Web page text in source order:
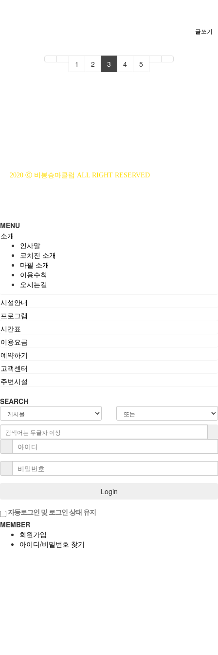
글쓰기
1 2 3 4 5
2020 ⓒ 비봉승마클럽 ALL RIGHT RESERVED
MENU
소개
인사말
코치진 소개
마필 소개
이용수칙
오시는길
시설안내
프로그램
시간표
이용요금
예약하기
고객센터
주변시설
SEARCH
Login
자동로그인 및 로그인 상태 유지
MEMBER
회원가입
아이디/비밀번호 찾기